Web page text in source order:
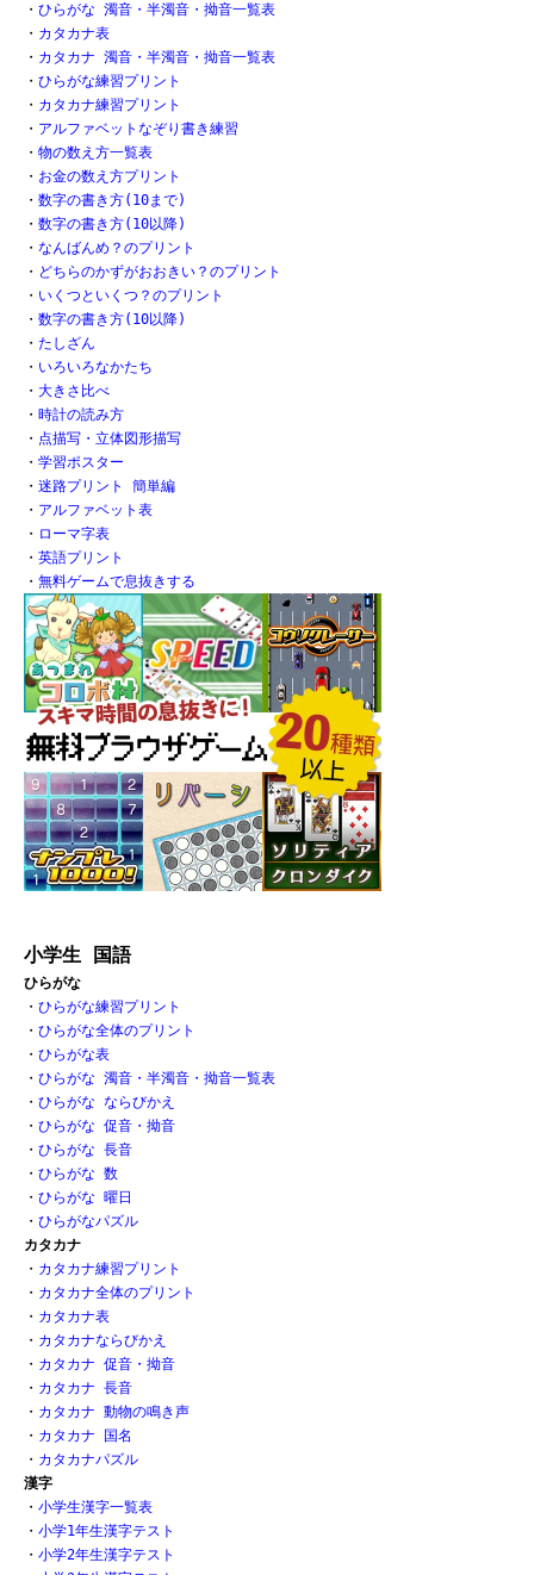
・ ひらがな 濁音・半濁音・拗音一覧表
・ カタカナ表
・ カタカナ 濁音・半濁音・拗音一覧表
・ ひらがな練習プリント
・ カタカナ練習プリント
・ アルファベットなぞり書き練習
・ 物の数え方一覧表
・ お金の数え方プリント
・ 数字の書き方(10まで)
・ 数字の書き方(10以降)
・ なんばんめ？のプリント
・ どちらのかずがおおきい？のプリント
・ いくつといくつ？のプリント
・ 数字の書き方(10以降)
・ たしざん
・ いろいろなかたち
・ 大きさ比べ
・ 時計の読み方
・ 点描写・立体図形描写
・ 学習ポスター
・ 迷路プリント 簡単編
・ アルファベット表
・ ローマ字表
・ 英語プリント
・ 無料ゲームで息抜きする
小学生 国語
ひらがな
・ ひらがな練習プリント
・ ひらがな全体のプリント
・ ひらがな表
・ ひらがな 濁音・半濁音・拗音一覧表
・ ひらがな ならびかえ
・ ひらがな 促音・拗音
・ ひらがな 長音
・ ひらがな 数
・ ひらがな 曜日
・ ひらがなパズル
カタカナ
・ カタカナ練習プリント
・ カタカナ全体のプリント
・ カタカナ表
・ カタカナならびかえ
・ カタカナ 促音・拗音
・ カタカナ 長音
・ カタカナ 動物の鳴き声
・ カタカナ 国名
・ カタカナパズル
漢字
・ 小学生漢字一覧表
・ 小学1年生漢字テスト
・ 小学2年生漢字テスト